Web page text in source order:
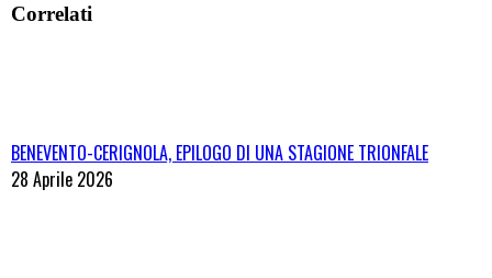
Correlati
BENEVENTO-CERIGNOLA, EPILOGO DI UNA STAGIONE TRIONFALE
28 Aprile 2026